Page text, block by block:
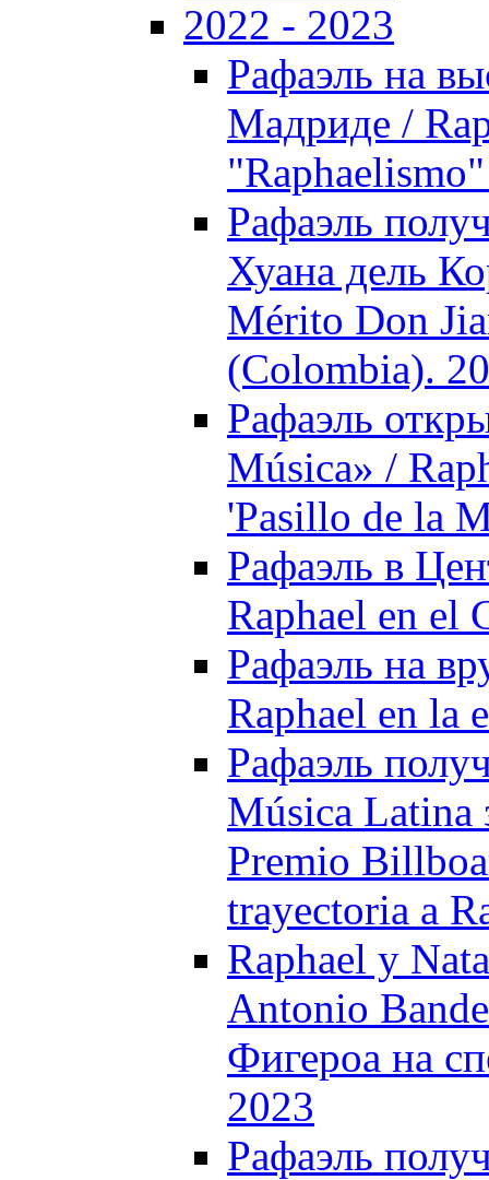
2022 - 2023
Рафаэль на
Мадриде /
Рафаэль
Хуана дель
Mérito Don
(Colombia).
Рафаэль
Música» /
'Pasillo de la
Рафаэль в
Raphael en el
Рафаэль на
Raphael en la
Рафаэль
Música Latina
Premio
trayectoria a
Raphael y
Antonio
Фигероа на
2023
Рафаэль